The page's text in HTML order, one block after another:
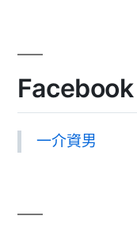
一介資男